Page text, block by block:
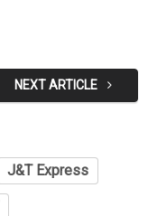
NEXT ARTICLE
J&T Express